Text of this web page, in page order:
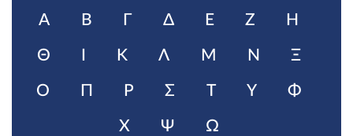
Α Β Γ Δ Ε Ζ Η
Θ Κ Λ Μ Ν Ξ
Ο Π Ρ Σ Τ Υ Φ
Χ Ψ Ω